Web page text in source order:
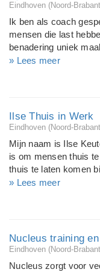
naar nieuw werk. op
ervaring opgedaan
integratie en
ook trainingen
Eindhoven (Noord-
Ik ben als coach
mensen die last
benadering uniek
motieven. Wat jouw
gedaan hebt, hoe je
vooral hoe je dat
Drijfveren voor
minder, eet
particuliere als
lifecoach ondersteun
behouden van
» Lees meer
Ilse Thuis in Werk
Eindhoven (Noord-
Mijn naam is Ilse
is om mensen thuis
thuis te laten komen
werk te komen met
loopbaankeuzes die
beweging komen
heb een passie voor
jaar zelf laat coachen,
» Lees meer
Nucleus training
Eindhoven (Noord-
Nucleus zorgt voor